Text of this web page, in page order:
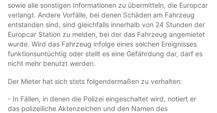
sowie alle sonstigen Informationen zu übermitteln, die Europcar
verlangt. Andere Vorfälle, bei denen Schäden am Fahrzeug
entstanden sind, sind gleichfalls innerhalb von 24 Stunden der
Europcar Station zu melden, bei der das Fahrzeug angemietet
wurde. Wird das Fahrzeug infolge eines solchen Ereignisses
funktionsuntüchtig oder stellt es eine Gefährdung dar, darf es
nicht mehr benutzt werden.
Der Mieter hat sich stets folgendermaßen zu verhalten:
- In Fällen, in denen die Polizei eingeschaltet wird, notiert er
das polizeiliche Aktenzeichen und den Namen des